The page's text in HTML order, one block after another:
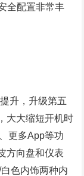
全配置非常丰
升，升级第五
大大缩短开机时
更多App等功
方向盘和仪表
色内饰两种内